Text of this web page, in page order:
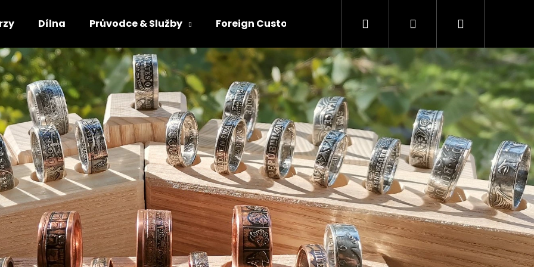
Dílna Průvodce & Služby Foreign Customers Hledat PřihlášeníNákupní
košík
Co potřebujete najít?
HLEDAT
Doporučujeme